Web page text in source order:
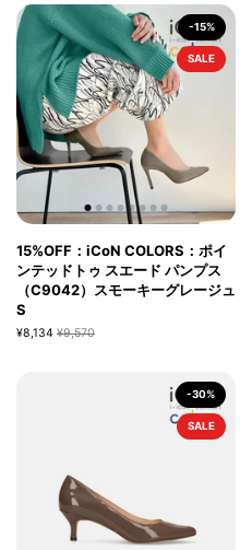
15%OFF：iCoN COLORS：ポイ
ンテッドトゥ スエード パンプス
（C9042）スモーキーグレージュ
S
¥8,134 ¥9,570
-15%
SALE
-30%
SALE